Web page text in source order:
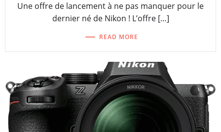
Une offre de lancement à ne pas manquer pour le
dernier né de Nikon ! L’offre […]
READ MORE